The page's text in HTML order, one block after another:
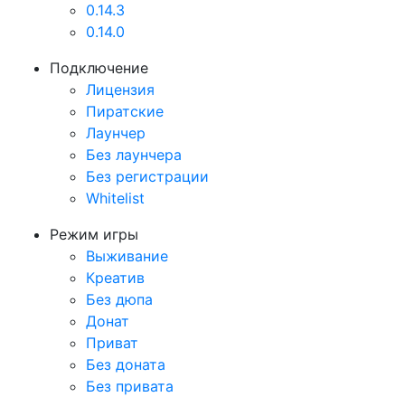
0.14.3
0.14.0
Подключение
Лицензия
Пиратские
Лаунчер
Без лаунчера
Без регистрации
Whitelist
Режим игры
Выживание
Креатив
Без дюпа
Донат
Приват
Без доната
Без привата